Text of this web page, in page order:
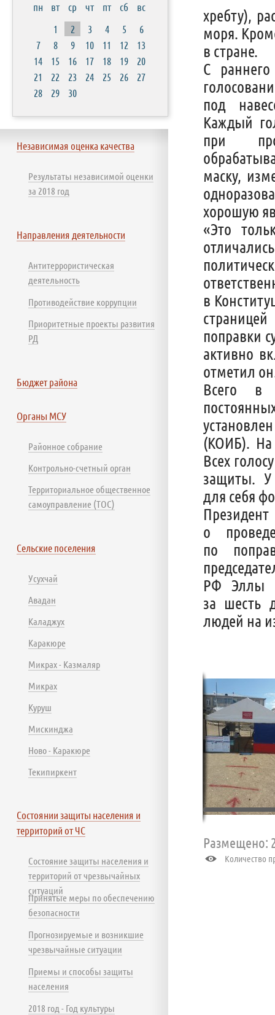
хребту),
моря.
в стране.
С
под
Каждый
при
маску,
хорошую
«Это
в
поправки
активно
отметил
Всего в
(КОИБ). На
Всех
защиты. У
для себя
о
по
РФ Эллы
за шесть
людей на
Размещено:
Количество
пн
вт ср чт пт сб
вс
1
2 3 4 5
6
7
8 9 10 11 12
13
14
15 16 17 18 19
20
21
22 23 24 25 26
27
28
29 30
Независимая оценка качества
Результаты независимой оценки
за 2018 год
Направления деятельности
Антитеррористическая
деятельность
Противодействие коррупции
Приоритетные проекты развития
РД
Бюджет района
Органы МСУ
Районное собрание
Контрольно-счетный орган
Территориальное общественное
самоуправление (ТОС)
Сельские поселения
Усухчай
Авадан
Каладжух
Каракюре
Микрах - Казмаляр
Микрах
Куруш
Мискинджа
Ново - Каракюре
Текипиркент
Состоянии защиты населения и
территорий от ЧС
Состояние защиты населения и
территорий от чрезвычайных
ситуаций
Принятые меры по обеспечению
безопасности
Прогнозируемые и возникшие
чрезвычайные ситуации
Приемы и способы защиты
населения
2018 год - Год культуры